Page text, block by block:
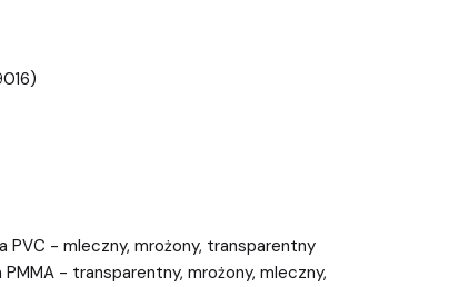
PVC - mleczny, mrożony, transparentny
- transparentny, mrożony, mleczny,